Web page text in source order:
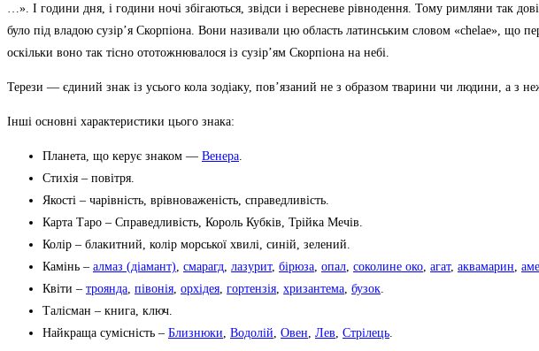
…». І години дня, і години ночі збігаються, звідси і вересневе рівнодення. Тому римляни так
було під владою сузір’я Скорпіона. Вони називали цю область латинським словом «chelae», що
оскільки воно так тісно ототожнювалося із сузір’ям Скорпіона на небі.
Терези — єдиний знак із усього кола зодіаку, пов’язаний не з образом тварини чи людини, а з
Інші основні характеристики цього знака:
Планета, що керує знаком — Венера
Стихія – повітря.
Якості – чарівність, врівноваженість, справедливість.
Карта Таро – Справедливість, Король Кубків, Трійка Мечів.
Колір – блакитний, колір морської хвилі, синій, зелений.
Камінь – алмаз (діамант) смарагд лазурит, бірюза опал соколине око агат, аквамарин
Квіти – троянда півонія орхідея гортензія хризантема бузок
Талісман – книга, ключ.
Найкраща сумісність – Близнюки Водолій Овен Лев Стрілець